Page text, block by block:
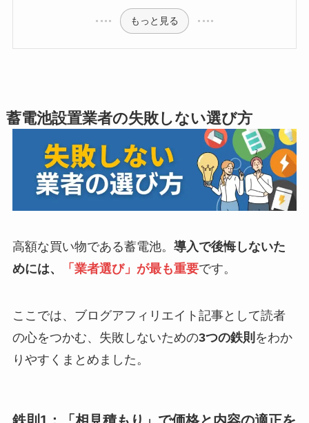
もっと見る
蓄電池設置業者の失敗しない選び方
高額な買い物である蓄電池。 導入で後悔しないた
めには、
「業者選び」が最も重要です。
ここでは、ブログアフィリエイト記事として読者
の心をつかむ、失敗しないための3つの鉄則 をわか
りやすくまとめました。